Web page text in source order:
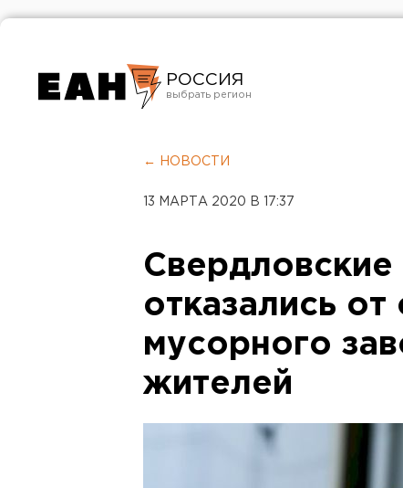
РОССИЯ
Челябинск
← НОВОСТИ
13 МАРТА 2020 В 17:37
Свердловские
отказались
мусорного
жителей